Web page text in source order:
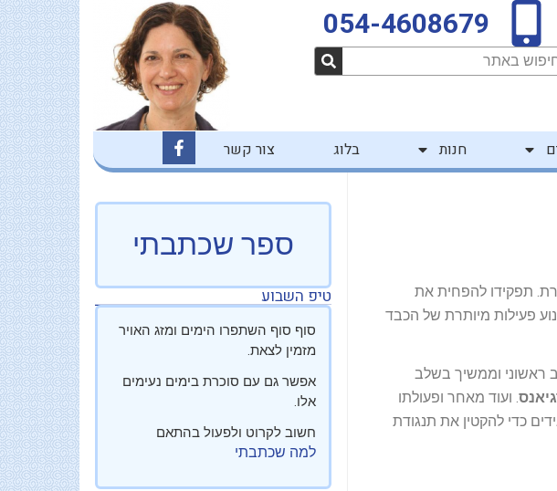
054-4608679
חנות בלוג צור קשר
c
b
o
k
f
תפקידו להפחית את
פעילות מיותרת של הכבד
ראשוני וממשיך בשלב
. ועוד מאחר ופעולתו
כדי להקטין את תנגודת
ספר שכתבתי
טיפ השבוע
סוף סוף השתפרו הימים ומזג האויר
מזמין לצאת.
אפשר גם עם סוכרת בימים נעימים
אלו.
חשוב לקרוט ולפעול בהתאם
למה שכתבתי